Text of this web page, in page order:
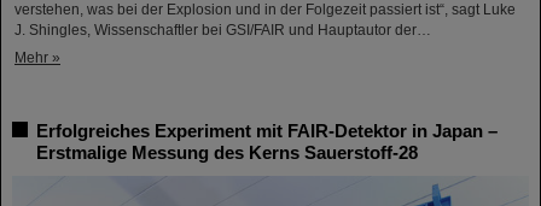
verstehen, was bei der Explosion und in der Folgezeit passiert ist“, sagt Luke
J. Shingles, Wissenschaftler bei GSI/FAIR und Hauptautor der…
Mehr »
Erfolgreiches Experiment mit FAIR-Detektor in Japan –
Erstmalige Messung des Kerns Sauerstoff-28